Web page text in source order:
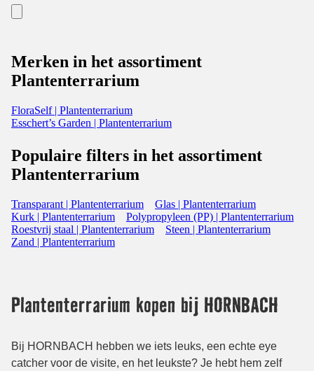
Merken in het assortiment
Plantenterrarium
FloraSelf | Plantenterrarium
Esschert’s Garden | Plantenterrarium
Populaire filters in het assortiment
Plantenterrarium
Transparant | Plantenterrarium
Glas | Plantenterrarium
Kurk | Plantenterrarium
Polypropyleen (PP) | Plantenterrarium
Roestvrij staal | Plantenterrarium
Steen | Plantenterrarium
Zand | Plantenterrarium